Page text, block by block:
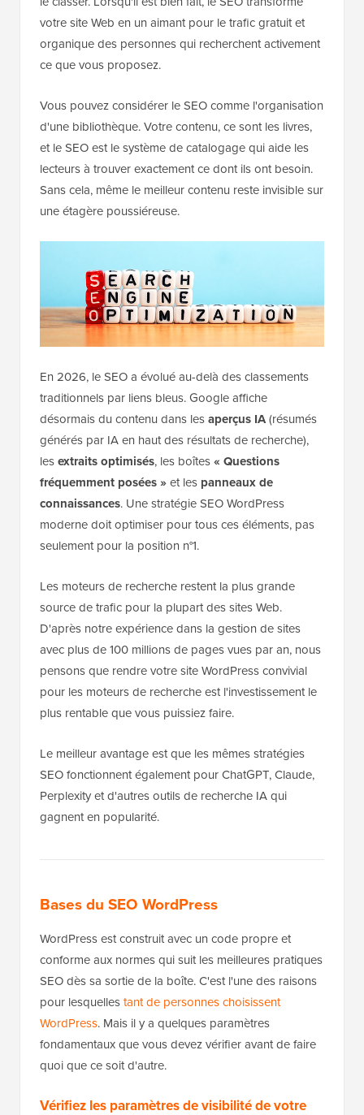
votre site Web en un aimant pour le trafic gratuit et
organique des personnes qui recherchent activement
ce que vous proposez.
Vous pouvez considérer le SEO comme l'organisation
d'une bibliothèque. Votre contenu, ce sont les livres,
et le SEO est le système de catalogage qui aide les
lecteurs à trouver exactement ce dont ils ont besoin.
Sans cela, même le meilleur contenu reste invisible sur
une étagère poussiéreuse.
En 2026, le SEO a évolué au-delà des classements
traditionnels par liens bleus. Google affiche
désormais du contenu dans lesaperçus IA(résumés
générés par IA en haut des résultats de recherche),
lesextraits optimisés, les boîtes« Questions
fréquemment posées »et les panneaux de
connaissances. Une stratégie SEO WordPress
moderne doit optimiser pour tous ces éléments, pas
seulement pour la position n°1.
Les moteurs de recherche restent la plus grande
source de trafic pour la plupart des sites Web.
D'après notre expérience dans la gestion de sites
avec plus de 100 millions de pages vues par an, nous
pensons que rendre votre site WordPress convivial
pour les moteurs de recherche est l'investissement le
plus rentable que vous puissiez faire.
Le meilleur avantage est que les mêmes stratégies
SEO fonctionnent également pour ChatGPT, Claude,
Perplexity et d'autres outils de recherche IA qui
gagnent en popularité.
Bases du SEO WordPress
WordPress est construit avec un code propre et
conforme aux normes qui suit les meilleures pratiques
SEO dès sa sortie de la boîte. C'est l'une des raisons
pour lesquellestant de personnes choisissent
WordPress. Mais il y a quelques paramètres
fondamentaux que vous devez vérifier avant de faire
quoi que ce soit d'autre.
Vérifiez les paramètres de visibilité de votre